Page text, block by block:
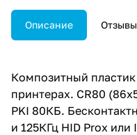
Описание Отзывы
Композитный
принтерах. CR80
PKI 80КБ.
и 125КГц HID Prox